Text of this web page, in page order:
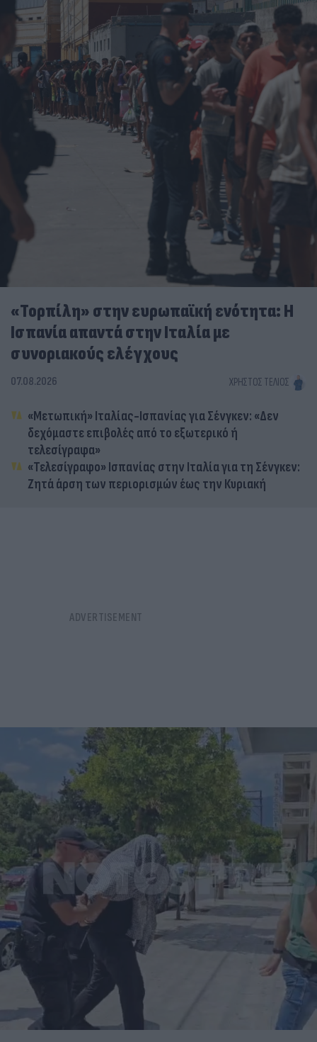
«Τορπίλη» στην ευρωπαϊκή ενότητα: Η
Ισπανία απαντά στην Ιταλία με
συνοριακούς ελέγχους
07.08.2026 ΧΡΉΣΤΟΣ ΤΈΛΙΟΣ
«Μετωπική» Ιταλίας-Ισπανίας για Σένγκεν: «Δεν
δεχόμαστε επιβολές από το εξωτερικό ή
τελεσίγραφα»
«Τελεσίγραφο» Ισπανίας στην Ιταλία για τη Σένγκεν:
Ζητά άρση των περιορισμών έως την Κυριακή